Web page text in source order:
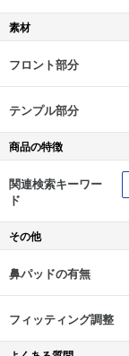
素材
フロント部分
テンプル部分
商品の特徴
関連検索キーワー
ド
その他
鼻パッドの有無
フィッティング調整